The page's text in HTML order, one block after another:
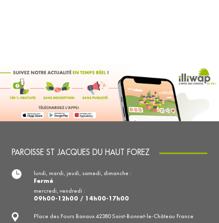
PAROISSE ST JACQUES DU HAUT FOREZ
Place des Fours Banaux 42380 Saint-Bonnet-le-Château France
lundi, mardi, jeudi, samedi, dimanche :
Fermé
mercredi, vendredi :
09h00-12h00 / 14h00-17h00